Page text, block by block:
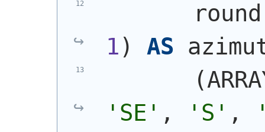
       round
1 ) AS
(
'SE' , 'S' ,